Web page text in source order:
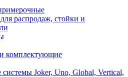
распродаж, стойки и
комплектующие
системы Joker, Uno, Global, Vertical,